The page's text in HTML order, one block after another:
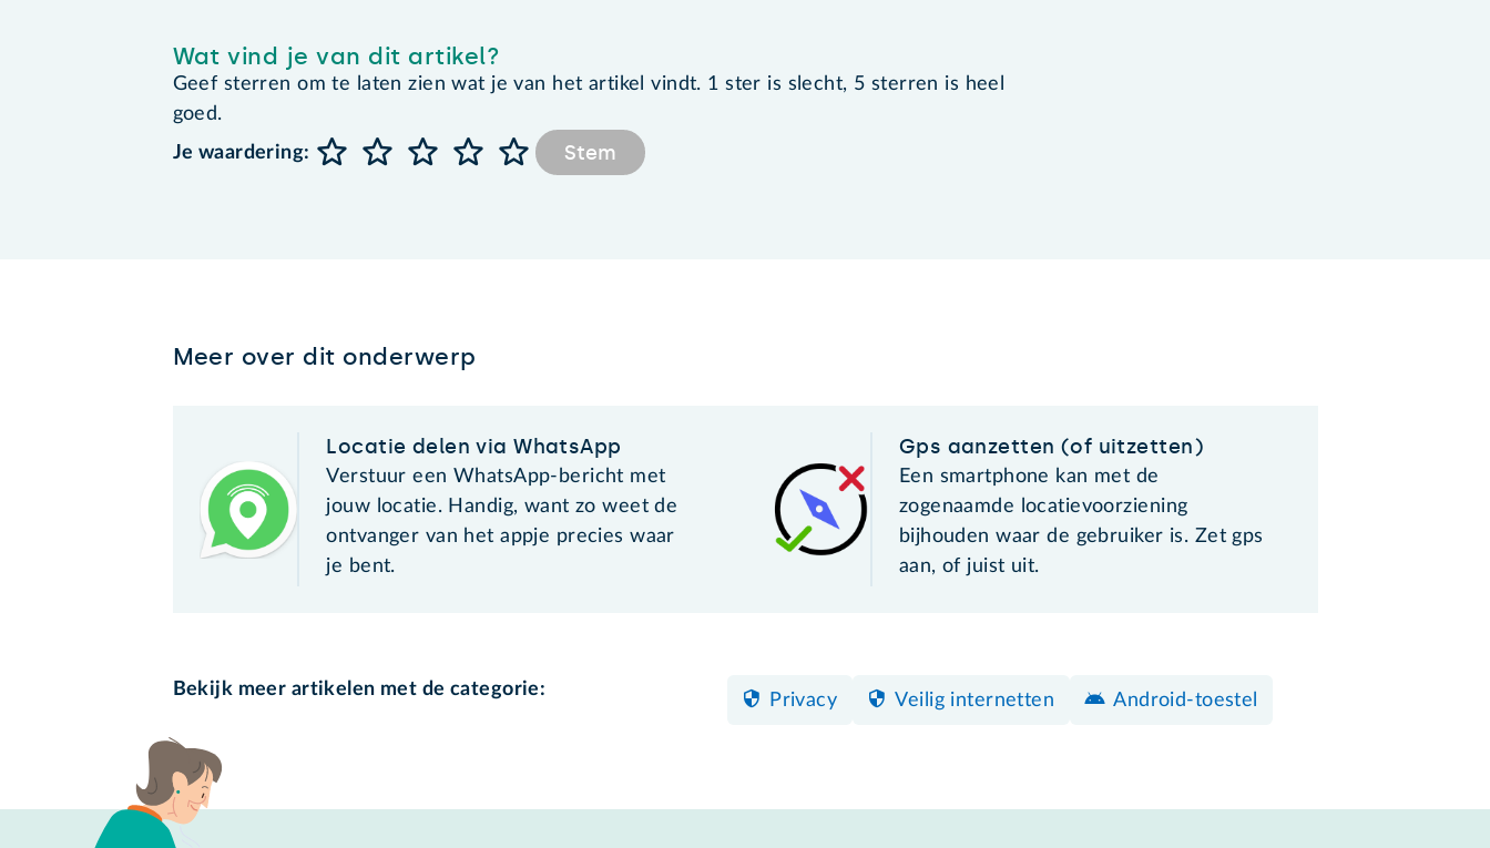
Wat vind je van dit artikel?
Geef sterren om te laten zien wat je van het artikel vindt. 1 ster is slecht, 5 sterren is heel
goed.
Je waardering:
Stem
Meer over dit onderwerp
Locatie delen via WhatsApp
Verstuur een WhatsApp-bericht met
jouw locatie. Handig, want zo weet de
ontvanger van het appje precies waar
je bent.
Gps aanzetten (of uitzetten)
Een smartphone kan met de
zogenaamde locatievoorziening
bijhouden waar de gebruiker is. Zet gps
aan, of juist uit.
Bekijk meer artikelen met de categorie:
Privacy Veilig internetten Android-toestel